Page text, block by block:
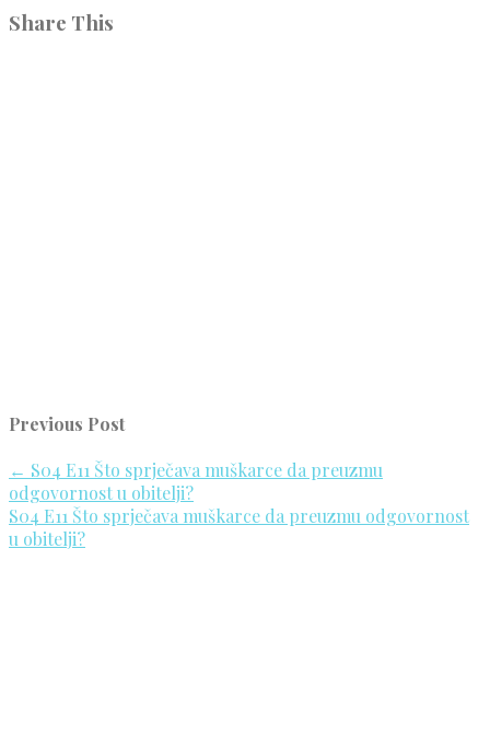
Share This
Previous Post
← S04 E11 Što sprječava muškarce da preuzmu
odgovornost u obitelji?
S04 E11 Što sprječava muškarce da preuzmu odgovornost
u obitelji?